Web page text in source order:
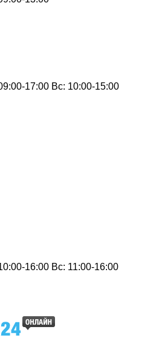
17:00 Вс: 10:00-15:00
16:00 Вс: 11:00-16:00